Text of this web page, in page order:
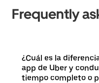
Frequently
¿Cuál es la
app de Uber y
tiempo completo o